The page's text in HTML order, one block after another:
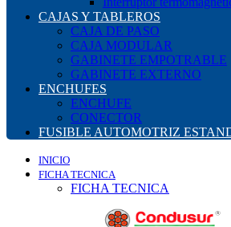
CAJAS Y TABLEROS
CAJA DE PASO
CAJA MODULAR
GABINETE EMPOTRABLE
GABINETE EXTERNO
ENCHUFES
ENCHUFE
CONECTOR
FUSIBLE AUTOMOTRIZ
INICIO
FICHA TECNICA
FICHA TECNICA